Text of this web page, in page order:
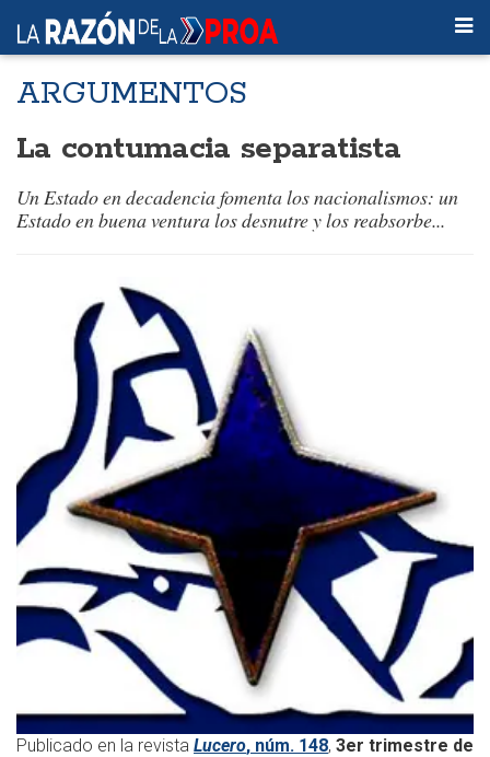
ARGUMENTOS
La contumacia separatista
Un Estado en decadencia fomenta los nacionalismos: un
Estado en buena ventura los desnutre y los reabsorbe...
Publicado en la revista Lucero, núm. 148, 3er trimestre de